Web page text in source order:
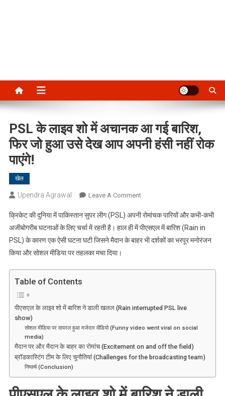
PSL के लाइव शो में अचानक आ गई बारिश,
फिर जो हुआ उसे देख आप अपनी हंसी नहीं रोक
पाएंगे!
खेल
Upendra Agrawal Leave A CommentOn
के
लाइव
शो
फिर
उसे
देख
अपनी
हंसी
क्रिकेट की दुनिया में पाकिस्तान सुपर लीग (PSL) अपनी रोमांचक पारियों और कभी-कभी
अजीबोगरीब घटनाओं के लिए चर्चा में रहती है। हाल ही में पीएसएल में बारिश (Rain in
PSL) के कारण एक ऐसी घटना घटी जिसने मैदान के बाहर भी दर्शकों का भरपूर मनोरंजन
किया और सोशल मीडिया पर तहलका मचा दिया।
Table of Contents
पीएसएल के लाइव शो में बारिश ने डाली खलल (Rain interrupted PSL live
show)
सोशल मीडिया पर वायरल हुआ मजेदार वीडियो (Funny video went viral on social
media)
मैदान पर और मैदान के बाहर का रोमांच (Excitement on and off the field)
ब्रॉडकास्टिंग टीम के लिए चुनौतियां (Challenges for the broadcasting team)
निष्कर्ष (Conclusion)